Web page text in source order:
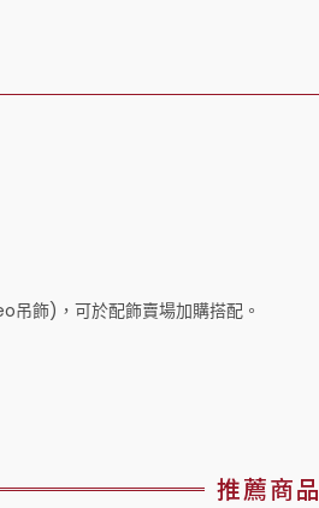
吊飾)，可於配飾賣場加購搭配。
推薦商品